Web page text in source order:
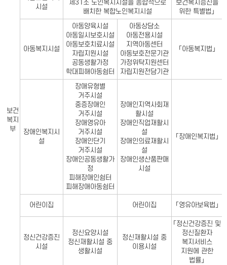
보건
복지
부
시설
제31조 노인복지시설을 종합적으로
배치한 복합노인복지시설
보건복지증진을
위한 특별법」
아동복지시설
아동양육시설
아동일시보호시설
아동보호치료시설
자립지원시설
공동생활가정
학대피해아동쉼터
아동상담소
아동전용시설
지역아동센터
아동보호전문기관
가정위탁지원센터
자립지원전담기관
「아동복지법」
장애인복지시
설
장애유형별
거주시설
중증장애인
거주시설
장애영유아
거주시설
장애인단기
거주시설
장애인공동생활가
정
피해장애인쉼터
피해장애아동쉼터
장애인지역사회재
활시설
장애인직업재활시
설
장애인의료재활시
설
장애인생산품판매
시설
「장애인복지법」
어린이집 어린이집 「영유아보육법」
정신건강증진
시설
정신요양시설
정신재활시설 중
생활시설
정신재활시설 중
이용시설
「정신건강증진 및
정신질환자
복지서비스
지원에 관한
법률」